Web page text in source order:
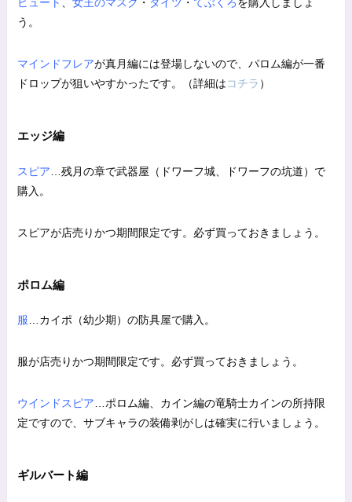
ビュート 、女王のマスク ・ タイツ ・ てぶくろを購入しましょ
う。
マインドフレアが真月編には登場しないので、パロム編が一番
ドロップが狙いやすかったです。（詳細はコチラ ）
エッジ編
スピア …残月の章で武器屋（ドワーフ城、ドワーフの坑道）で
購入。
スピアが店売りかつ期間限定です。必ず買っておきましょう。
ポロム編
服 …カイポ（幼少期）の防具屋で購入。
服が店売りかつ期間限定です。必ず買っておきましょう。
ウインドスピア …ポロム編、カイン編の竜騎士カインの所持限
定ですので、サブキャラの装備剥がしは確実に行いましょう。
ギルバート編